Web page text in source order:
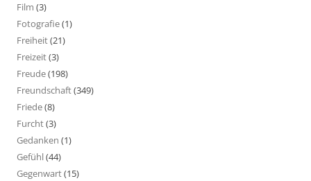
Film (3)
Fotografie(1)
Freiheit(21)
Freizeit(3)
Freude(198)
Freundschaft(349)
Friede(8)
Furcht(3)
Gedanken (1)
Gefühl(44)
Gegenwart(15)